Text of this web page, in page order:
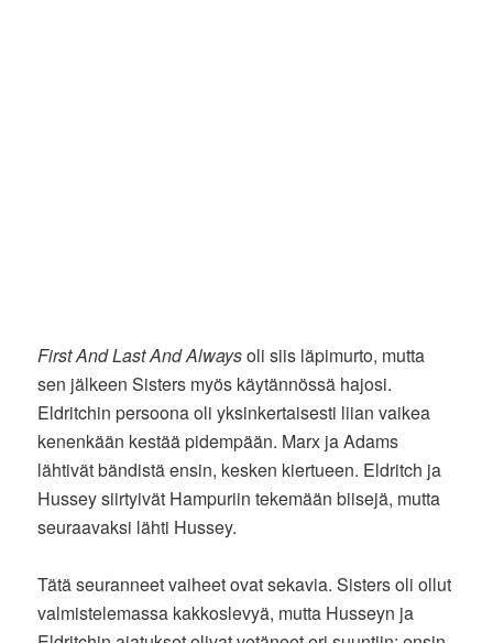
First And Last And Alwaysoli siis läpimurto, mutta
sen jälkeen Sisters myös käytännössä hajosi.
Eldritchin persoona oli yksinkertaisesti liian vaikea
kenenkään kestää pidempään. Marx ja Adams
lähtivät bändistä ensin, kesken kiertueen. Eldritch ja
Hussey siirtyivät Hampuriin tekemään biisejä, mutta
seuraavaksi lähti Hussey.
Tätä seuranneet vaiheet ovat sekavia. Sisters oli ollut
valmistelemassa kakkoslevyä, mutta Husseyn ja